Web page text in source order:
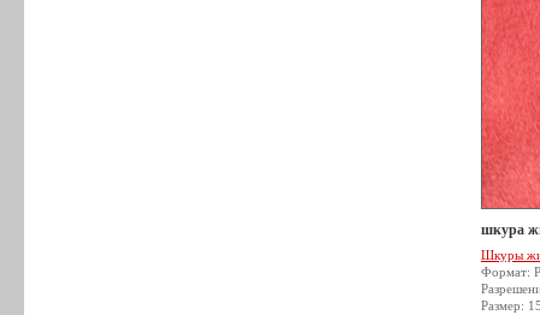
шкура
Шкуры
Формат:
Размер: